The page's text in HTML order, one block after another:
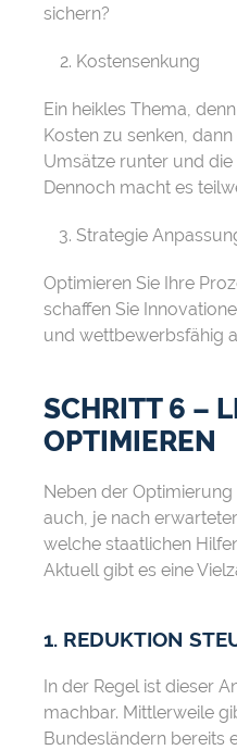
sichern?
Kostensenkung
Ein heikles Thema,
Kosten zu senken,
Umsätze runter und
Dennoch macht es
Strategie
Optimieren Sie Ihre
schaffen Sie
und wettbewerbsfähig
SCHRITT 6 –
OPTIMIEREN
Neben der
auch, je nach
welche staatlichen
Aktuell gibt es eine
1. REDUKTION
In der Regel ist dieser
machbar. Mittlerweile
Bundesländern bereits